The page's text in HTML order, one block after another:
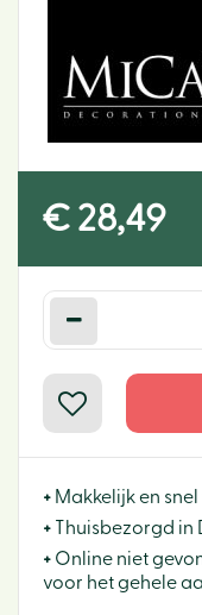
€ 28,49
+ Makkelijk en
+ Thuisbezorgd in
+ Online niet
voor het gehele